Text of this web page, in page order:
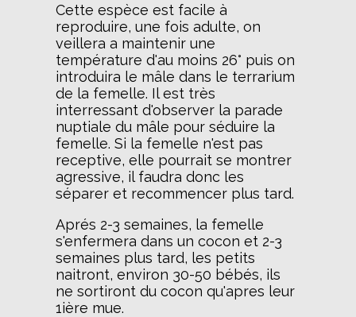
Cette espèce est facile à
reproduire, une fois adulte, on
veillera a maintenir une
température d'au moins 26° puis on
introduira le mâle dans le terrarium
de la femelle. Il est très
interressant d'observer la parade
nuptiale du mâle pour séduire la
femelle. Si la femelle n'est pas
receptive, elle pourrait se montrer
agressive, il faudra donc les
séparer et recommencer plus tard.
Aprés 2-3 semaines, la femelle
s'enfermera dans un cocon et 2-3
semaines plus tard, les petits
naitront, environ 30-50 bébés, ils
ne sortiront du cocon qu'apres leur
1ière mue.